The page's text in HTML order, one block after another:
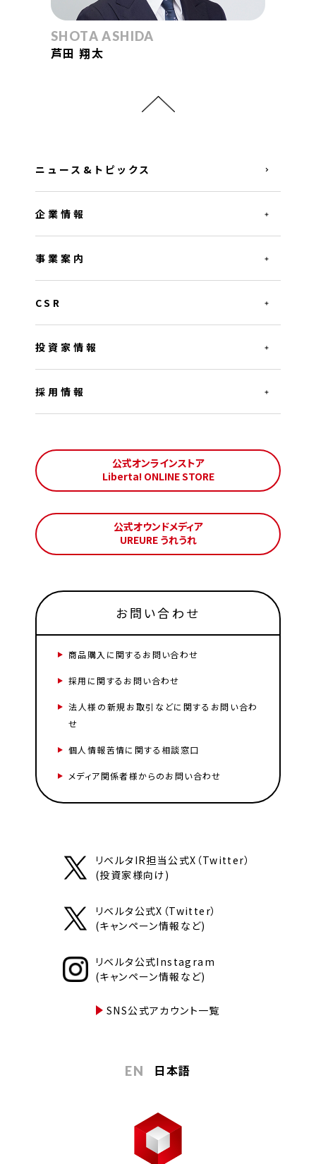
SHOTA ASHIDA
芦田 翔太
ニュース&トピックス
企業情報
事業案内
CSR
投資家情報
採用情報
公式オンラインストア
Liberta! ONLINE STORE
公式オウンドメディア
UREURE うれうれ
お問い合わせ
商品購入に関するお問い合わせ
採用に関するお問い合わせ
法人様の新規お取引などに関するお問い合わ
せ
個人情報苦情に関する相談窓口
メディア関係者様からのお問い合わせ
リベルタIR担当公式X（Twitter）
(投資家様向け)
リベルタ公式X（Twitter）
(キャンペーン情報など)
リベルタ公式Instagram
(キャンペーン情報など)
SNS公式アカウント一覧
EN 日本語